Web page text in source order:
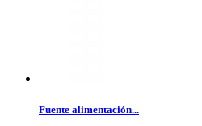
Fuente alimentación...